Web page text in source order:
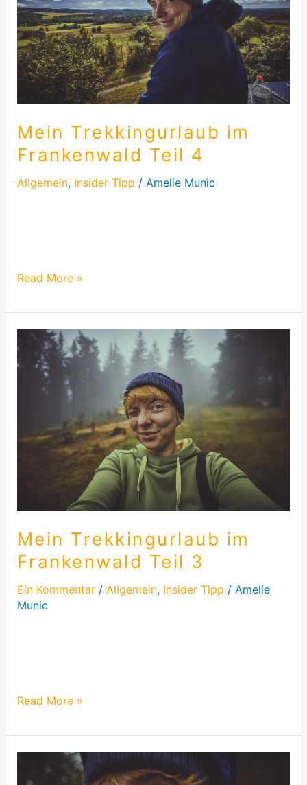
Mein Trekkingurlaub im
Frankenwald Teil 4
Allgemein, Insider Tipp / Amelie Munic
4
Read More »
Mein Trekkingurlaub im
Frankenwald Teil 3
Ein Kommentar / Allgemein, Insider Tipp / Amelie
Munic
Mein
Trekkingurlaub
im
Frankenwald
Read More »
Trekkingurlaub